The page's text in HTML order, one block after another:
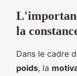
la
Dans le cadre
poids, la